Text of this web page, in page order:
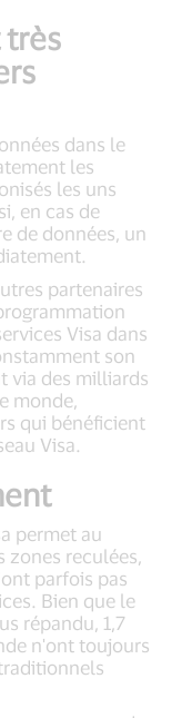
dans le
les
les uns
en cas de
de données, un
partenaires
Visa dans
son
via des milliards
monde,
qui bénéficient
Visa.
permet au
reculées,
parfois pas
Bien que le
répandu, 1,7
n'ont toujours